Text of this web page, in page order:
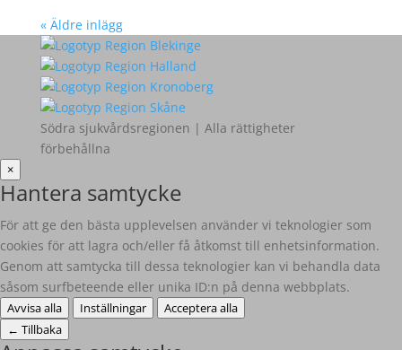
« Äldre inlägg
Södra sjukvårdsregionen | Alla rättigheter
förbehållna
×
Hantera samtycke
För att ge den bästa upplevelsen använder vi teknologier som
cookies för att lagra och/eller få åtkomst till enhetsinformation.
Genom att samtycka till dessa teknologier kan vi behandla data
såsom surfbeteende eller unika ID:n på denna webbplats.
Avvisa alla Inställningar
Acceptera alla
← Tillbaka